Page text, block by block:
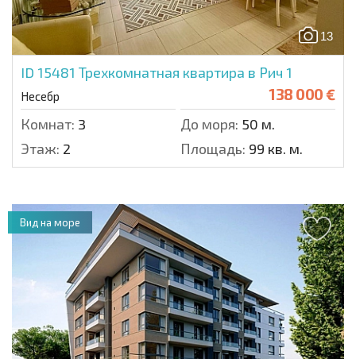
13
ID 15481 Трехкомнатная квартира в Рич 1
Несебр 138 000 €
Комнат: 3 До моря: 50 м.
Этаж: 2 Площадь: 99 кв. м.
Вид на море